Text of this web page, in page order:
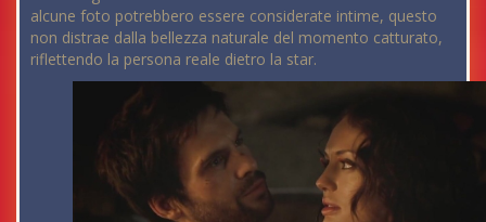
alcune foto potrebbero essere considerate intime, questo
non distrae dalla bellezza naturale del momento catturato,
riflettendo la persona reale dietro la star.